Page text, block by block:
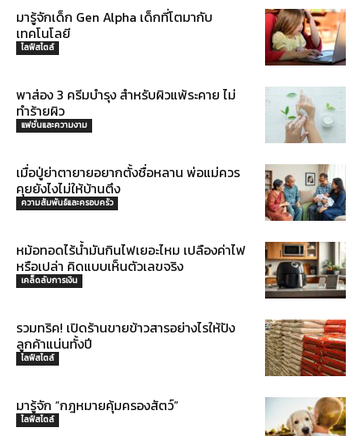
มารู้จักเด็ก Gen Alpha เด็กที่โตมากับ
เทคโนโลยี
ไลฟ์สไตล์
พาส่อง 3 ครีมบำรุง สำหรับผิวแพ้ระคาย ไม่
ทำร้ายผิว
แฟชั่นและความงาม
เมื่อปู่ย่าตายายอยากตั้งชื่อหลาน พ่อแม่ควร
คุยยังไงไม่ให้บ้านตึง
ความสัมพันธ์และครอบครัว
หม้อทอดไร้น้ำมันกินไฟเยอะไหม เปลืองค่าไฟ
หรือเปล่า คิดแบบเห็นตัวเลขจริง
เคล็ดลับการเงิน
รวมทริค! เปิดร้านขายข้าวสารอย่างไรให้ปัง
ลูกค้าแน่นทั้งปี
ไลฟ์สไตล์
มารู้จัก “กฎหมายคุ้มครองสัตว์”
ไลฟ์สไตล์